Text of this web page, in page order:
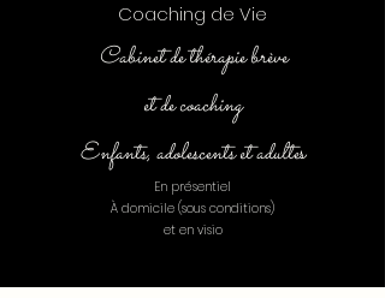
Coaching de Vie
Cabinet de thérapie brève
et de coaching
Enfants, adolescents et adultes
En présentiel
À domicile (sous conditions)
et en visio